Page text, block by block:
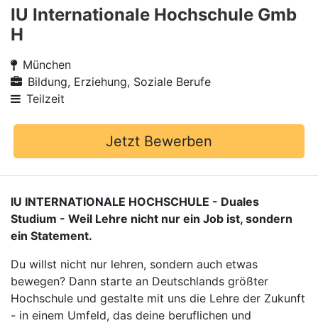
IU Internationale Hochschule Gmb
H
München
Bildung, Erziehung, Soziale Berufe
Teilzeit
Jetzt Bewerben
IU INTERNATIONALE HOCHSCHULE - Duales
Studium - Weil Lehre nicht nur ein Job ist, sondern
ein Statement.
Du willst nicht nur lehren, sondern auch etwas
bewegen? Dann starte an Deutschlands größter
Hochschule und gestalte mit uns die Lehre der Zukunft
- in einem Umfeld, das deine beruflichen und